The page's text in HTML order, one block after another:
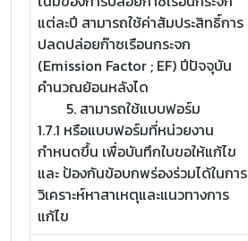
แต่ละปี สามารถใช้ค่าสัมประสิทธิ์การ
ปลดปล่อยก๊าซเรือนกระจก
(Emission Factor ; EF) ปีปัจจุบัน
คำนวณย้อนหลังได
5. สามารถใช้แบบฟอร์ม
1.7.1 หรือแบบฟอร์มที่หน่วยงาน
กำหนดขึ้น เพื่อบันทึกใบขอให้แก้ไข
และ ป้องกันข้อบกพร่องร่วมได้ในการ
วิเคราะห์หาสาเหตุและแนวทางการ
แก้ไข